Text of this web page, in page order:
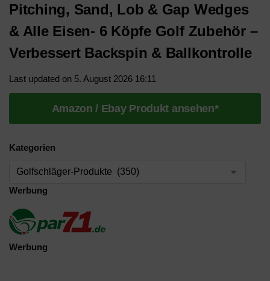
Pitching, Sand, Lob & Gap Wedges
& Alle Eisen- 6 Köpfe Golf Zubehör –
Verbessert Backspin & Ballkontrolle
Last updated on 5. August 2026 16:11
Amazon / Ebay Produkt ansehen*
Kategorien
Werbung
Werbung